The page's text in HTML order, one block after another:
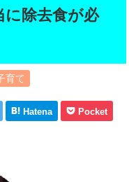
に除去食が必
育て
Hatena Pocket